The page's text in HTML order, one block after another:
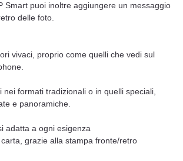
Smart puoi inoltre aggiungere un messaggio
delle foto.
vivaci, proprio come quelli che vedi sul
nei formati tradizionali o in quelli speciali,
e panoramiche.
adatta a ogni esigenza
grazie alla stampa fronte/retro